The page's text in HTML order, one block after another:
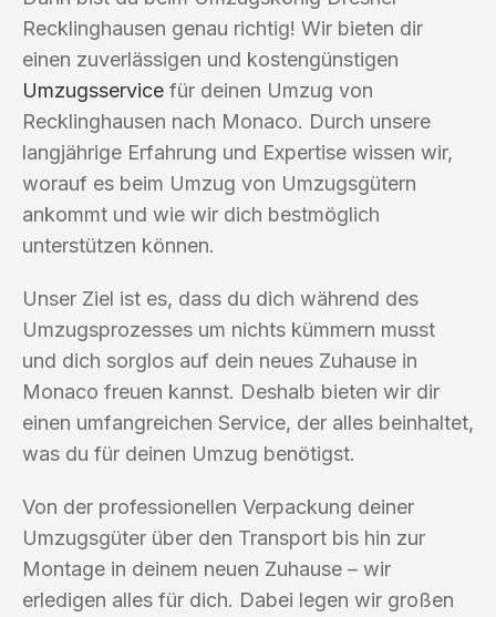
Recklinghausen genau richtig! Wir bieten dir
einen zuverlässigen und kostengünstigen
Umzugsservice für deinen Umzug von
Recklinghausen nach Monaco. Durch unsere
langjährige Erfahrung und Expertise wissen wir,
worauf es beim Umzug von Umzugsgütern
ankommt und wie wir dich bestmöglich
unterstützen können.
Unser Ziel ist es, dass du dich während des
Umzugsprozesses um nichts kümmern musst
und dich sorglos auf dein neues Zuhause in
Monaco freuen kannst. Deshalb bieten wir dir
einen umfangreichen Service, der alles beinhaltet,
was du für deinen Umzug benötigst.
Von der professionellen Verpackung deiner
Umzugsgüter über den Transport bis hin zur
Montage in deinem neuen Zuhause – wir
erledigen alles für dich. Dabei legen wir großen